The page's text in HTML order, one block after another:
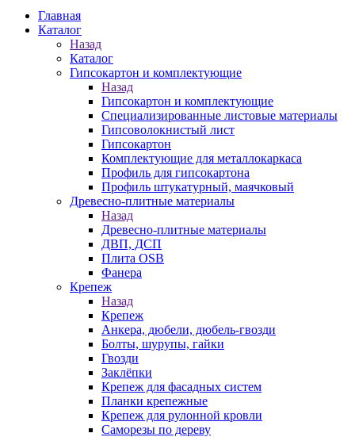
Главная
Каталог
Назад
Каталог
Гипсокартон и комплектующие
Назад
Гипсокартон и комплектующие
Специализированные листовые материалы
Гипсоволокнистый лист
Гипсокартон
Комплектующие для металлокаркаса
Профиль для гипсокартона
Профиль штукатурный, маячковый
Древесно-плитные материалы
Назад
Древесно-плитные материалы
ДВП, ДСП
Плита OSB
Фанера
Крепеж
Назад
Крепеж
Анкера, дюбели, дюбель-гвозди
Болты, шурупы, гайки
Гвозди
Заклёпки
Крепеж для фасадных систем
Планки крепежные
Крепеж для рулонной кровли
Саморезы по дереву